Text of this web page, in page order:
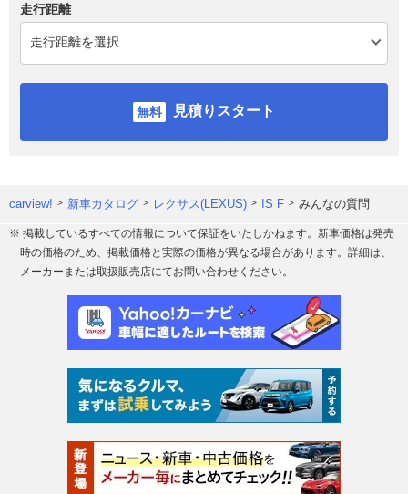
走行距離
見積りスタート
carview! 新車カタログ レクサス(LEXUS) IS F みんなの質問
※ 掲載しているすべての情報について保証をいたしかねます。新車価格は発売
時の価格のため、掲載価格と実際の価格が異なる場合があります。詳細は、
メーカーまたは取扱販売店にてお問い合わせください。